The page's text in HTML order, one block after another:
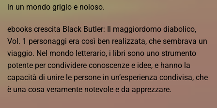
in un mondo grigio e noioso.
ebooks crescita Black Butler: Il maggiordomo diabolico,
Vol. 1 personaggi era così ben realizzata, che sembrava un
viaggio. Nel mondo letterario, i libri sono uno strumento
potente per condividere conoscenze e idee, e hanno la
capacità di unire le persone in un’esperienza condivisa, che
è una cosa veramente notevole e da apprezzare.